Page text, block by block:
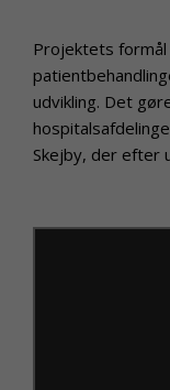
Projektets
udvikling. Det
Skejby, der efter